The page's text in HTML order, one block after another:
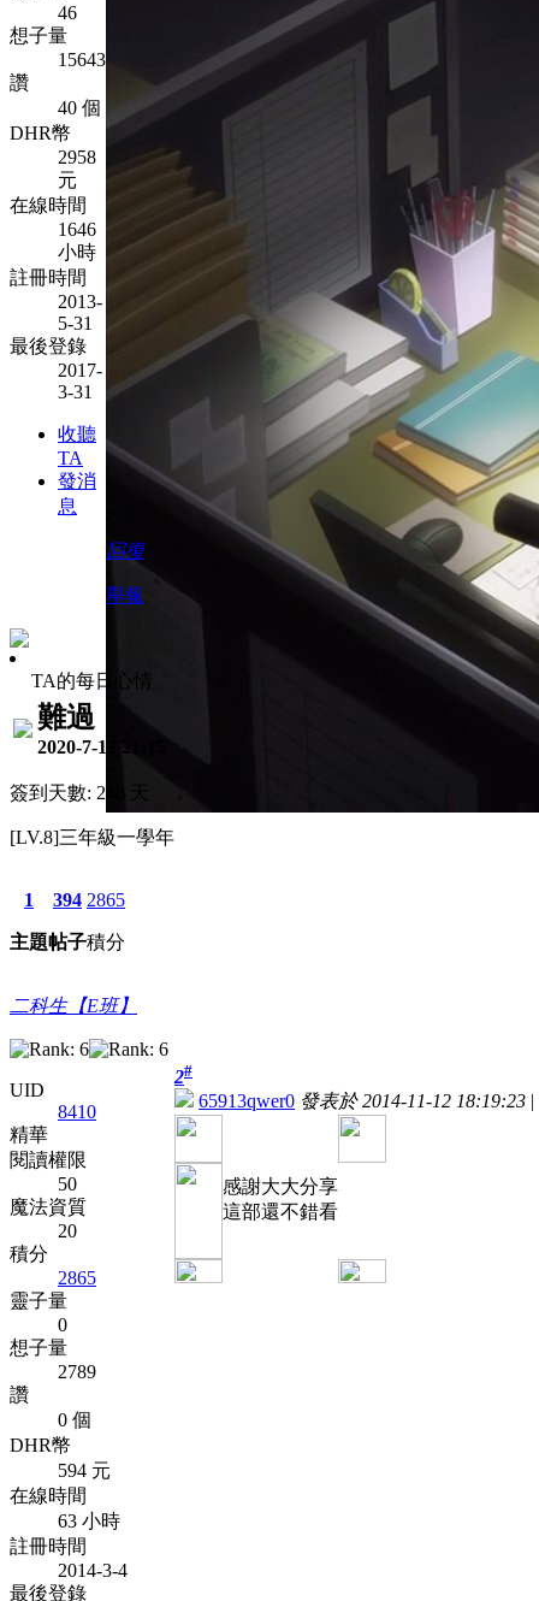
46
想子量
15643
讚
40 個
DHR幣
2958
元
在線時間
1646
小時
註冊時間
2013-
5-31
最後登錄
2017-
3-31
收聽
TA
發消
息
回復
舉報
TA的每日心情
難過
2020-7-17 21:15
簽到天數: 248 天
[LV.8]三年級一學年
1
主題
394
帖子
2865
積分
二科生【E班】
UID
8410
精華
閱讀權限
50
魔法資質
20
積分
2865
靈子量
0
想子量
2789
讚
0 個
DHR幣
594 元
在線時間
63 小時
註冊時間
2014-3-4
最後登錄
2#
65913qwer0 發表於 2014-11-12 18:19:23 |
感謝大大分享
這部還不錯看